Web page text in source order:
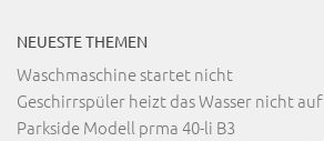
NEUESTE THEMEN
Waschmaschine startet nicht
Geschirrspüler heizt das Wasser nicht auf
Parkside Modell prma 40-li B3